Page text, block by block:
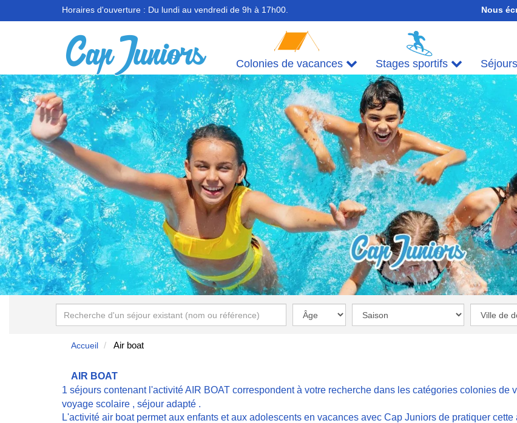
Horaires d'ouverture : Du lundi au vendredi de 9h à 17h00. Nous
Colonies de vacances Stages sportifs
Accueil Air boat
AIR BOAT
1 séjours contenant l'activité AIR BOAT correspondent à votre recherche dans les catégories colonies de
voyage scolaire , séjour adapté .
L'activité air boat permet aux enfants et aux adolescents en vacances avec Cap Juniors de pratiquer